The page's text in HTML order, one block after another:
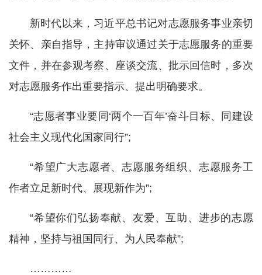
新时代以来，习近平总书记对志愿服务事业亲切
关怀、亲自指导，主持审议通过关于志愿服务的重要
文件，并在参观考察、座谈交流、批示回信时，多次
对志愿服务作出重要指示、提出明确要求。
“志愿者事业要同‘两个一百年’奋斗目标、同建设
社会主义现代化国家同行”;
“希望广大志愿者、志愿服务组织、志愿服务工
作者立足新时代、展现新作为”;
“希望你们弘扬奉献、友爱、互助、进步的志愿
精神，坚持与祖国同行、为人民奉献”;
…………